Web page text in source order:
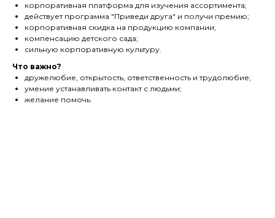
корпоративная платформа для изучения ассортимента;
действует программа "Приведи друга" и получи премию;
корпоративная скидка на продукцию компании;
компенсацию детского сада;
сильную корпоративную культуру.
Что важно?
дружелюбие, открытость, ответственность и трудолюбие;
умение устанавливать контакт с людьми;
желание помочь.